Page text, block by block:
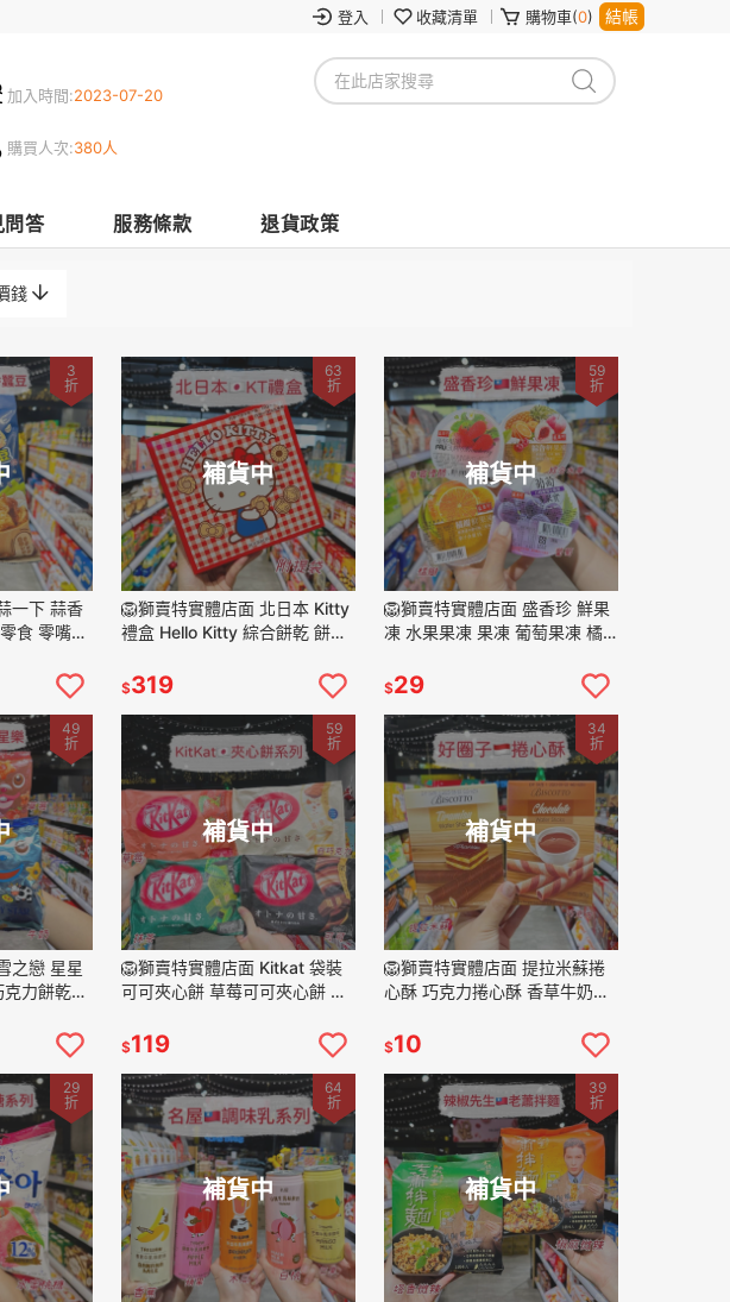
登入 收藏清單 購物車(0) 結帳
加入時間:2023-07-20
購買人次:380人
問答 服務條款 退貨政策
錢
3
折
一下 蒜香
食 零嘴
補貨中
63
折
🦁獅賣特實體店面 北日本 Kitty
禮盒 Hello Kitty 綜合餅乾 餅乾
附提袋
$319
補貨中
59
折
🦁獅賣特實體店面 盛香珍 鮮果
凍 水果果凍 果凍 葡萄果凍 橘
水果
$29
49
折
之戀 星星
克力餅乾
補貨中
59
折
🦁獅賣特實體店面 Kitkat 袋裝
可可夾心餅 草莓可可夾心餅 抹
巧克力 日本代購
$119
補貨中
34
折
🦁獅賣特實體店面 提拉米蘇捲
心酥 巧克力捲心酥 香草牛奶捲
餅乾
$10
29
折
補貨中
64
折
補貨中
39
折